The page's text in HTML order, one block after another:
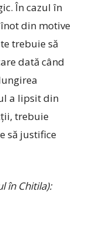
În cazul în
din motive
trebuie să
dată când
a lipsit din
trebuie
să justifice
în Chitila):